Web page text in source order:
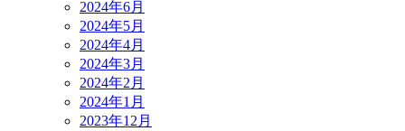
2024年6月
2024年5月
2024年4月
2024年3月
2024年2月
2024年1月
2023年12月